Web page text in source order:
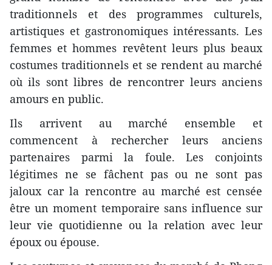
traditionnels et des programmes culturels,
artistiques et gastronomiques intéressants. Les
femmes et hommes revêtent leurs plus beaux
costumes traditionnels et se rendent au marché
où ils sont libres de rencontrer leurs anciens
amours en public.
Ils arrivent au marché ensemble et
commencent à rechercher leurs anciens
partenaires parmi la foule. Les conjoints
légitimes ne se fâchent pas ou ne sont pas
jaloux car la rencontre au marché est censée
être un moment temporaire sans influence sur
leur vie quotidienne ou la relation avec leur
époux ou épouse.